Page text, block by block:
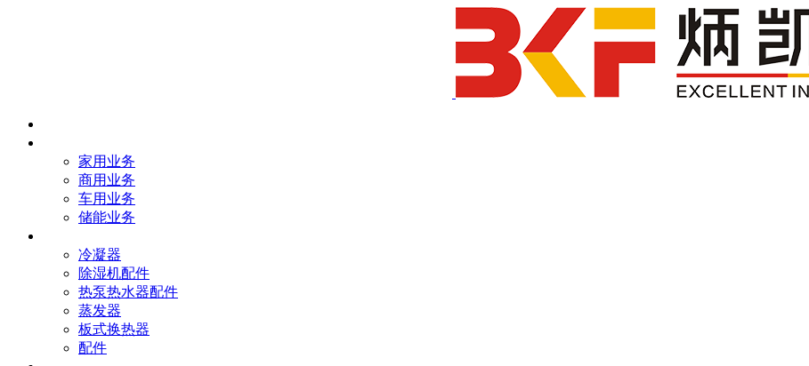
家用业务
商用业务
车用业务
储能业务
冷凝器
除湿机配件
热泵热水器配件
蒸发器
板式换热器
配件